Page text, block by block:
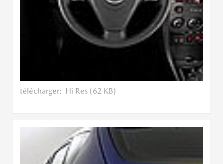
télécharger: Hi Res (62 KB)